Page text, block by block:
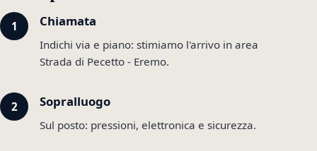
Chiamata
Indichi via e piano: stimiamo l'arrivo in area
Strada di Pecetto - Eremo.
Sopralluogo
Sul posto: pressioni, elettronica e sicurezza.